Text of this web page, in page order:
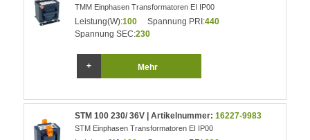
TMM Einphasen Transformatoren EI IP00
Leistung(W):100 Spannung PRI:440
Spannung SEC:230
Mehr
STM 100 230/ 36V | Artikelnummer:16227-9983
STM Einphasen Transformatoren EI IP00